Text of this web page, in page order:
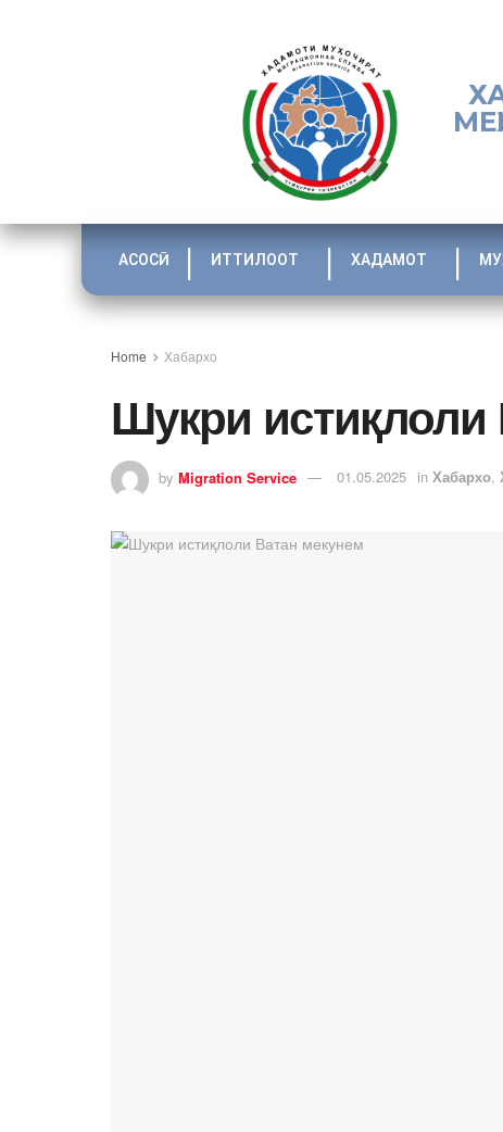
АСОСӢ ИТТИЛООТ ХАДАМОТ
Home Хабархо
Шукри истиқлоли
by Migration Service 01.05.2025 in Хабархо,